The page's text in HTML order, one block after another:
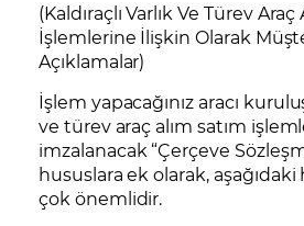
(Kaldıraçlı Varlık Ve Türev Araç
İşlemlerine İlişkin Olarak
Açıklamalar)
İşlem yapacağınız aracı
ve türev araç alım satım
imzalanacak “Çerçeve
hususlara ek olarak, aşağıdaki
çok önemlidir.